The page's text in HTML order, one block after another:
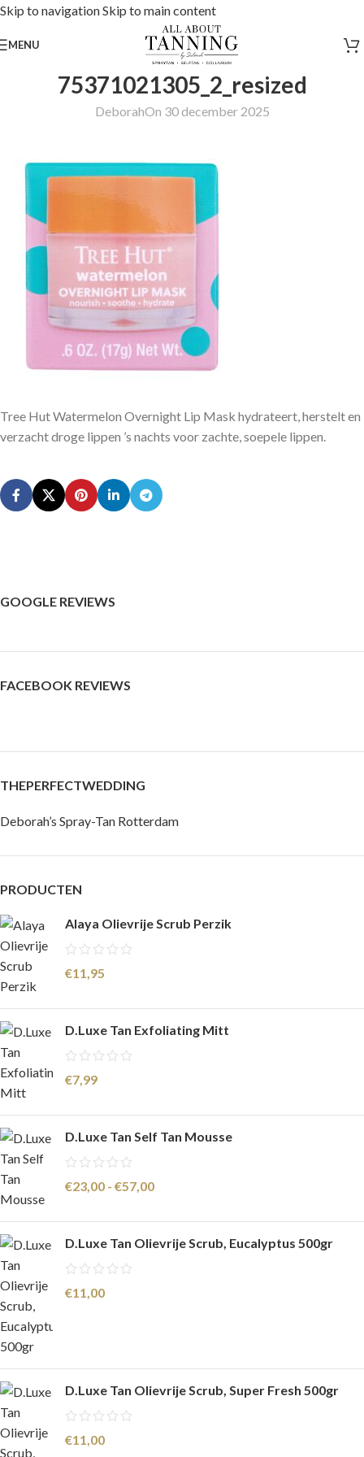
Skip to navigationSkip to main content
MENU
75371021305_2_resized
DeborahOn 30 december 2025
Tree Hut Watermelon Overnight Lip Mask hydrateert, herstelt en
verzacht droge lippen ’s nachts voor zachte, soepele lippen.
GOOGLE REVIEWS
FACEBOOK REVIEWS
THEPERFECTWEDDING
Deborah’s Spray-Tan Rotterdam
PRODUCTEN
Alaya Olievrije Scrub Perzik
€11,95
D.Luxe Tan Exfoliating Mitt
€7,99
D.Luxe Tan Self Tan Mousse
€23,00 - €57,00
D.Luxe Tan Olievrije Scrub, Eucalyptus 500gr
€11,00
D.Luxe Tan Olievrije Scrub, Super Fresh 500gr
€11,00